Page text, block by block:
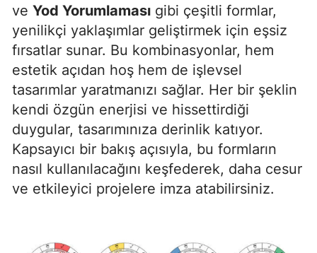
ve Yod Yorumlaması gibi çeşitli formlar,
yenilikçi yaklaşımlar geliştirmek için eşsiz
fırsatlar sunar. Bu kombinasyonlar, hem
estetik açıdan hoş hem de işlevsel
tasarımlar yaratmanızı sağlar. Her bir şeklin
kendi özgün enerjisi ve hissettirdiği
duygular, tasarımınıza derinlik katıyor.
Kapsayıcı bir bakış açısıyla, bu formların
nasıl kullanılacağını keşfederek, daha cesur
ve etkileyici projelere imza atabilirsiniz.